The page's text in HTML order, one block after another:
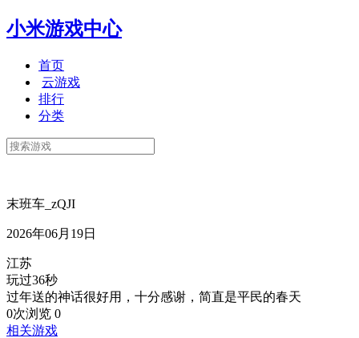
小米游戏中心
首页
云游戏
排行
分类
末班车_zQJI
2026年06月19日
江苏
玩过36秒
过年送的神话很好用，十分感谢，简直是平民的春天
0次浏览 0
相关游戏